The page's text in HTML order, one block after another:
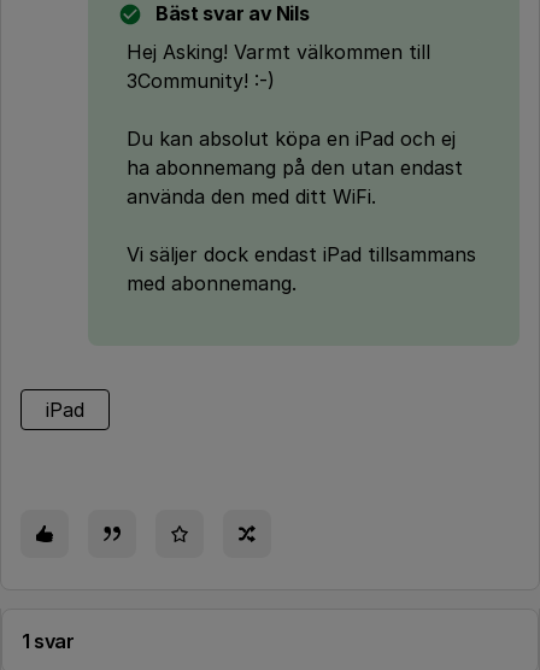
Bäst svar av Nils
Hej Asking! Varmt välkommen till
3Community! :-)
Du kan absolut köpa en iPad och ej
ha abonnemang på den utan endast
använda den med ditt WiFi.
Vi säljer dock endast iPad tillsammans
med abonnemang.
iPad
1 svar